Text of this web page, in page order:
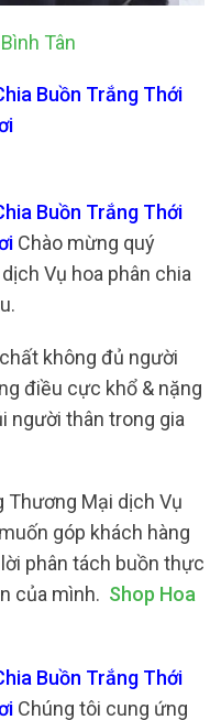
Tân
Buồn Trắng Thới
Buồn Trắng Thới
Chào mừng quý
Vụ hoa phân chia
không đủ người
điều cực khổ & nặng
người thân trong gia
Thương Mại dịch Vụ
góp khách hàng
phân tách buồn thực
của mình. Shop Hoa
Buồn Trắng Thới
Chúng tôi cung ứng